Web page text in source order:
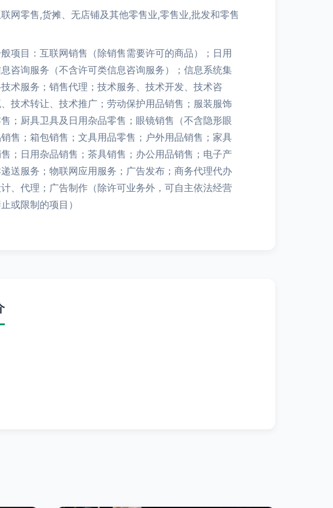
网零售,货摊、无店铺及其他零售业,零售业,批发和零售
项目：互联网销售（除销售需要许可的商品）；日用
咨询服务（不含许可类信息咨询服务）；信息系统集
术服务；销售代理；技术服务、技术开发、技术咨
技术转让、技术推广；劳动保护用品销售；服装服饰
；厨具卫具及日用杂品零售；眼镜销售（不含隐形眼
售；箱包销售；文具用品零售；户外用品销售；家具
；日用杂品销售；茶具销售；办公用品销售；电子产
送服务；物联网应用服务；广告发布；商务代理代办
、代理；广告制作（除许可业务外，可自主依法经营
或限制的项目）